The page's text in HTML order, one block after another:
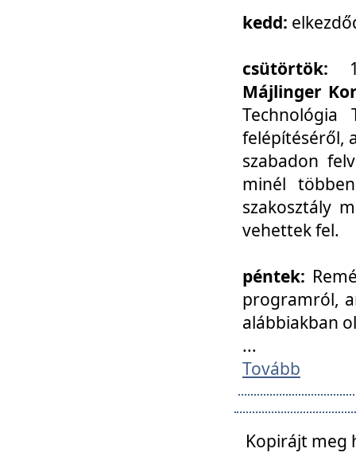
kedd:
csütörtök:
Májlinger
Technológia
felépítéséről,
szabadon
minél
szakosztály
vehettek fel.
péntek:
programról,
alábbiakban
...
Tovább
Kopirájt meg